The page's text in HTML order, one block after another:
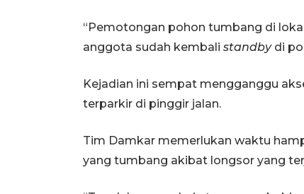
“Pemotongan pohon tumbang di
anggota sudah kembali standbydi
Kejadian ini sempat mengganggu
terparkir di pinggir jalan.
Tim Damkar memerlukan waktu
yang tumbang akibat longsor yang